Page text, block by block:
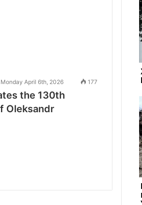
Monday April 6th, 2026 177
the 130th
Oleksandr